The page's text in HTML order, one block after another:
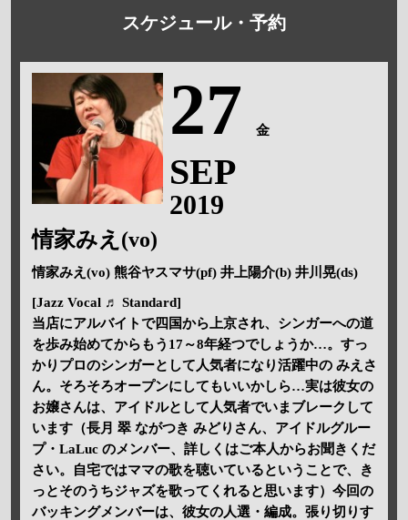
スケジュール・予約
27 金
SEP
2019
情家みえ(vo)
情家みえ(vo) 熊谷ヤスマサ(pf) 井上陽介(b) 井川晃(ds)
[Jazz Vocal ♬ Standard]
当店にアルバイトで四国から上京され、シンガーへの道
を歩み始めてからもう17～8年経つでしょうか…。すっ
かりプロのシンガーとして人気者になり活躍中の みえさ
ん。そろそろオープンにしてもいいかしら…実は彼女の
お嬢さんは、アイドルとして人気者でいまブレークして
います（長月 翠 ながつき みどりさん、アイドルグルー
プ・LaLuc のメンバー、詳しくはご本人からお聞きくだ
さい。自宅ではママの歌を聴いているということで、き
っとそのうちジャズを歌ってくれると思います）今回の
バッキングメンバーは、彼女の人選・編成。張り切りす